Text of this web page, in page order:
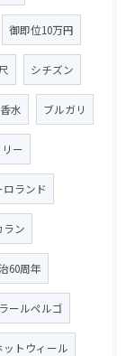
御即位10万円
シチズン
香水 ブルガリ
ー
ランド
ラン
60周年
ールペルゴ
ットウィール